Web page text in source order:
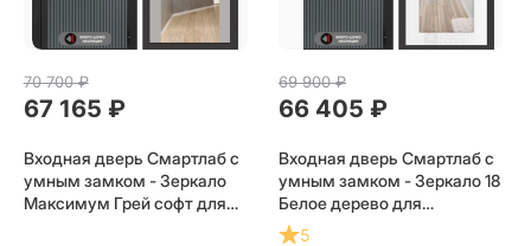
70 700 ₽
67 165 ₽
Входная дверь Смартлаб с
умным замком - Зеркало
Максимум Грей софт для
69 900 ₽
66 405 ₽
Входная дверь Смартлаб с
умным замком - Зеркало 18
Белое дерево для
установки в квартиру
5